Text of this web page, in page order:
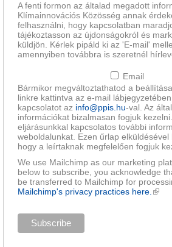
A fenti formon az általad megadott
Klímainnovációs Közösség annak
felhasználni, hogy kapcsolatban
tájékoztasson az újdonságokról és
küldjön. Kérlek pipáld ki az 'E-mail'
amennyiben továbbra is szeretnél
Email
Bármikor megváltoztathatod a
linkre kattintva az e-mail
kapcsolatot az info@ppis.hu-val. Az
információkat bizalmasan fogjuk
eljárásunkkal kapcsolatos további
weboldalunkat. Ezen űrlap elküldésével
hogy a leírtaknak megfelelően fogjuk
We use Mailchimp as our marketing
below to subscribe, you acknowledge
be transferred to Mailchimp for
Mailchimp's privacy practices here.